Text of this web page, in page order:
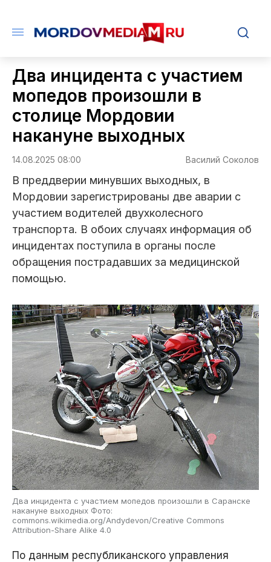
Два инцидента с участием
мопедов произошли в
столице Мордовии
накануне выходных
14.08.2025 08:00 Василий Соколов
В преддверии минувших выходных, в
Мордовии зарегистрированы две аварии с
участием водителей двухколесного
транспорта. В обоих случаях информация об
инцидентах поступила в органы после
обращения пострадавших за медицинской
помощью.
Два инцидента с участием мопедов произошли в Саранске
накануне выходных Фото:
commons.wikimedia.org/Andydevon/Creative Commons
Attribution-Share Alike 4.0
По данным республиканского управления